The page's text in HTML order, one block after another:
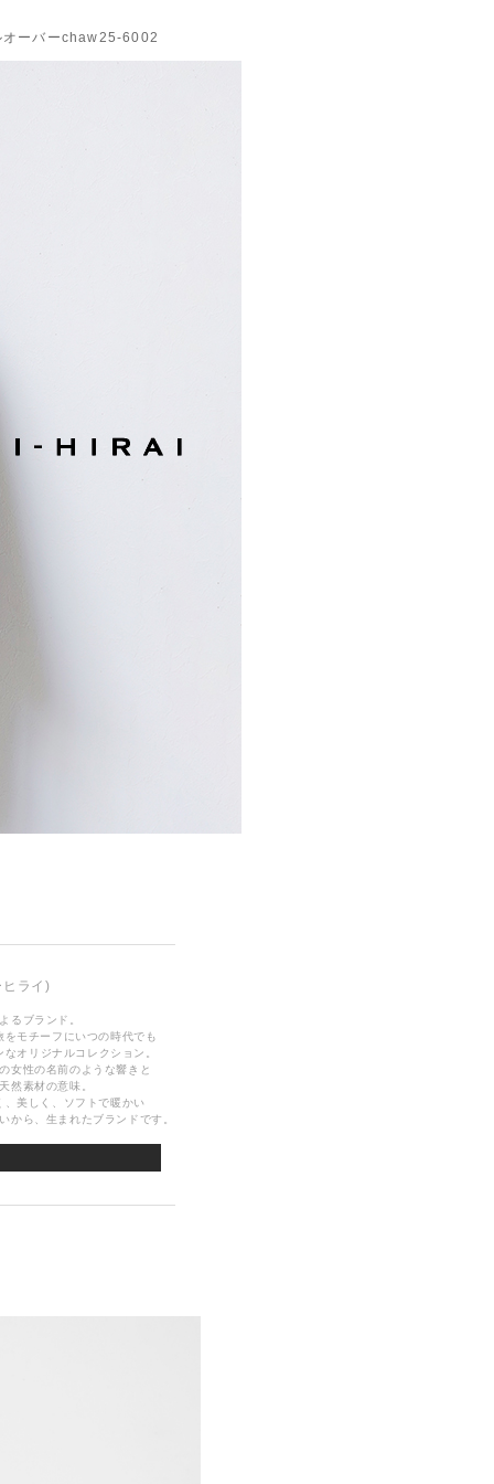
オーバーchaw25-6002
ライ)
るブランド。
モチーフにいつの時代でも
オリジナルコレクション。
女性の名前のような響きと
然素材の意味。
美しく、ソフトで暖かい
から、生まれたブランドです。